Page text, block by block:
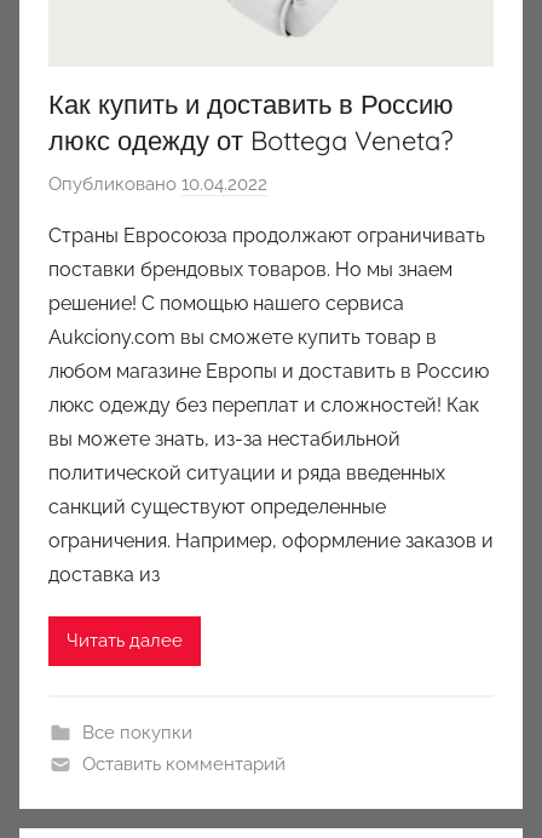
Как купить и доставить в Россию
люкс одежду от Bottega Veneta?
Опубликовано 10.04.2022
т
о
р
о
м
a
u
k
c
Страны Евросоюза продолжают ограничивать
поставки брендовых товаров. Но мы знаем
решение! С помощью нашего сервиса
Aukciony.com вы сможете купить товар в
любом магазине Европы и доставить в Россию
люкс одежду без переплат и сложностей! Как
вы можете знать, из-за нестабильной
политической ситуации и ряда введенных
санкций существуют определенные
ограничения. Например, оформление заказов и
доставка из
Читать далее
Все покупки
Оставить комментарий